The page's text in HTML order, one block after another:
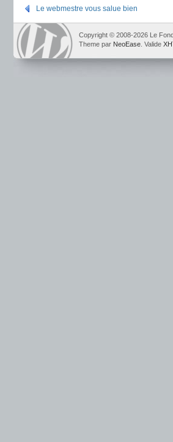
Le webmestre vous salue bien
Copyright © 2008-2026 Le
Theme par NeoEase . Valide